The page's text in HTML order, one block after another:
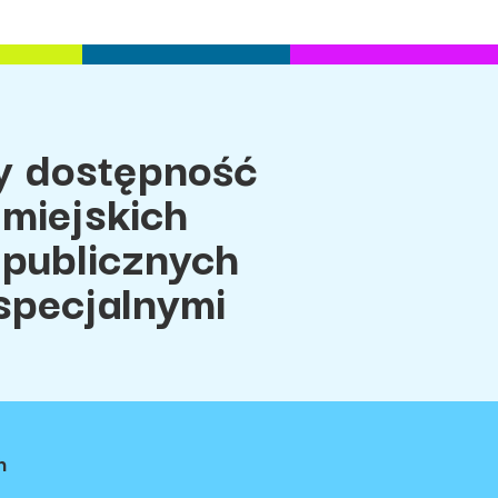
dostępność